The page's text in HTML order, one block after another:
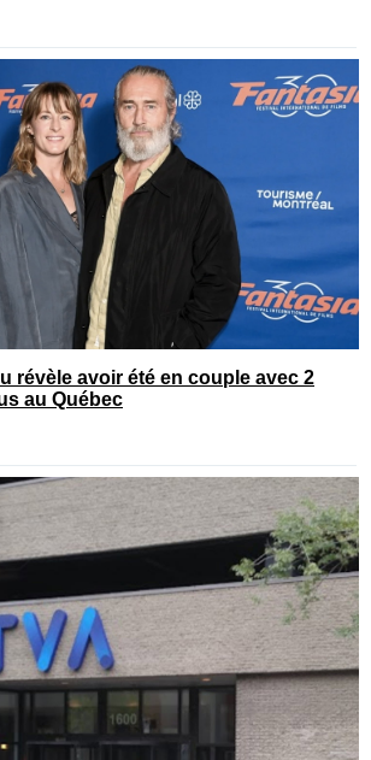
révèle avoir été en couple avec 2
au Québec